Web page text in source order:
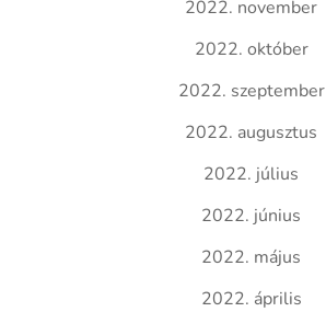
2022. november
2022. október
2022. szeptember
2022. augusztus
2022. július
2022. június
2022. május
2022. április